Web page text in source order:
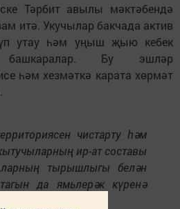
Тәрбит авылы мәктәбендә
итә. Укучылар бакчада актив
утау һәм уңыш җыю кебек
Бу эшләр
һәм хезмәткә карата хөрмәт
чистарту һәм
ир-ат составы
тырышлыгы белән
да ямьлерәк күренә